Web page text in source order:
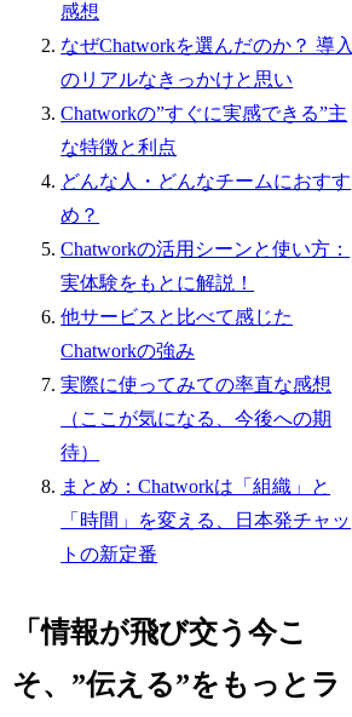
感想
なぜChatworkを選んだのか？ 導入
のリアルなきっかけと思い
Chatworkの”すぐに実感できる”主
な特徴と利点
どんな人・どんなチームにおすす
め？
Chatworkの活用シーンと使い方：
実体験をもとに解説！
他サービスと比べて感じた
Chatworkの強み
実際に使ってみての率直な感想
（ここが気になる、今後への期
待）
まとめ：Chatworkは「組織」と
「時間」を変える、日本発チャッ
トの新定番
「情報が飛び交う今こ
そ、”伝える”をもっとラ